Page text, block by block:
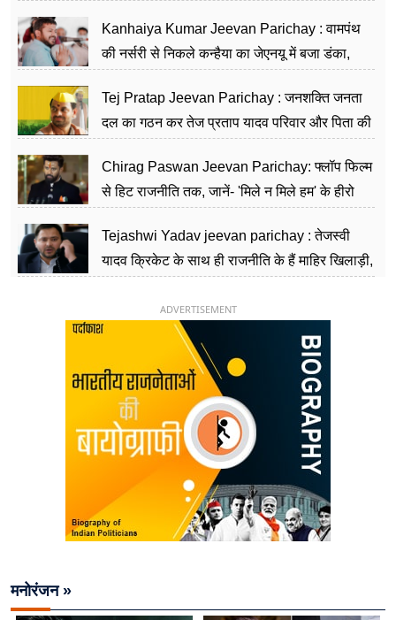
Kanhaiya Kumar Jeevan Parichay : वामपंथ
की नर्सरी से निकले कन्हैया का जेएनयू में बजा डंका,
Tej Pratap Jeevan Parichay : जनशक्ति जनता
दल का गठन कर तेज प्रताप यादव परिवार और पिता की
Chirag Paswan Jeevan Parichay: फ्लॉप फिल्म
से हिट राजनीति तक, जानें- 'मिले न मिले हम' के हीरो
Tejashwi Yadav jeevan parichay : तेजस्वी
यादव क्रिकेट के साथ ही राजनीति के हैं माहिर खिलाड़ी,
ADVERTISEMENT
मनोरंजन »